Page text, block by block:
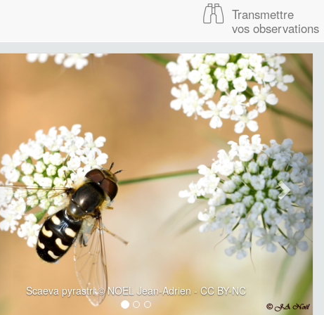
Transmettre
vos observations
Scaeva pyrastri © NOEL Jean-Adrien - CC BY-NC